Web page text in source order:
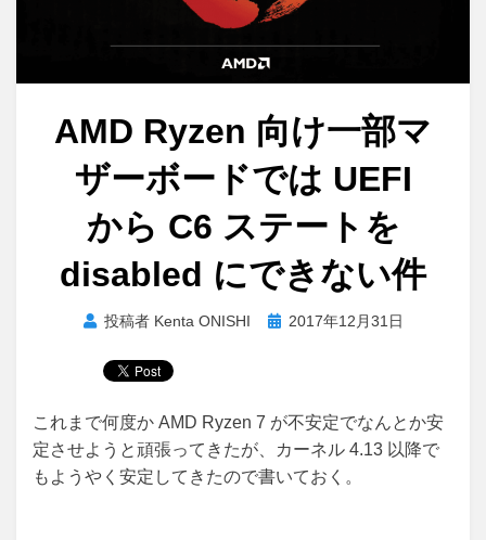
AMD Ryzen 向け一部マ
ザーボードでは UEFI
から C6 ステートを
disabled にできない件
投稿者 Kenta ONISHI
投 2017年12月31日
これまで何度か AMD Ryzen 7 が不安定でなんとか安
定させようと頑張ってきたが、カーネル 4.13 以降で
もようやく安定してきたので書いておく。